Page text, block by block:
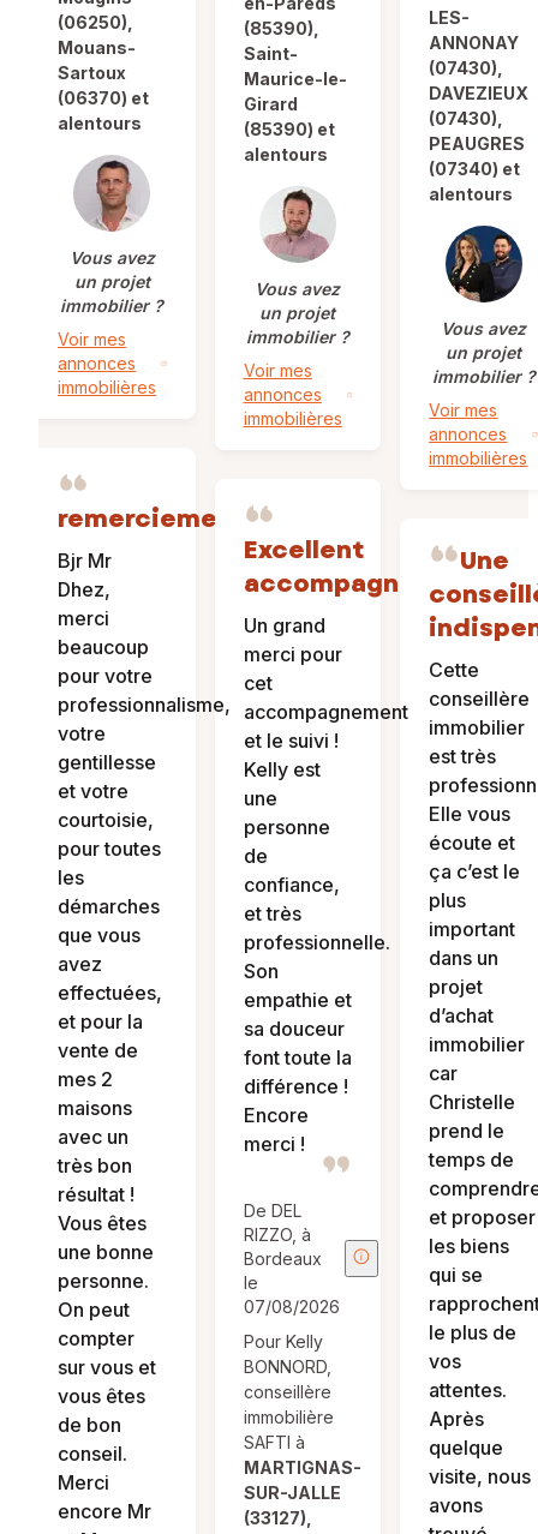
(06250),
Mouans-
Sartoux
(06370) et
alentours
Vous avez
un projet
immobilier ?
Voir mes
annonces
immobilières
remerciements
Bjr Mr
Dhez,
merci
beaucoup
pour votre
professionnalisme,
votre
gentillesse
et votre
courtoisie,
pour toutes
les
démarches
que vous
avez
effectuées,
et pour la
vente de
mes 2
maisons
avec un
très bon
résultat !
Vous êtes
une bonne
personne.
On peut
compter
sur vous et
vous êtes
de bon
conseil.
Merci
encore Mr
(85390),
Saint-
Maurice-le-
Girard
(85390) et
alentours
Vous avez
un projet
immobilier ?
Voir mes
annonces
immobilières
Excellent
accompagnement
Un grand
merci pour
cet
accompagnement
et le suivi !
Kelly est
une
personne
de
confiance,
et très
professionnelle.
Son
empathie et
sa douceur
font toute la
différence !
Encore
merci !
De DEL
RIZZO, à
Bordeaux
le
07/08/2026
Pour Kelly
BONNORD,
conseillère
immobilière
SAFTI à
MARTIGNAS-
SUR-JALLE
(33127),
LES-
ANNONAY
(07430),
DAVEZIEUX
(07430),
PEAUGRES
(07340) et
alentours
Vous avez
un projet
immobilier ?
Voir mes
annonces
immobilières
Une
Cette
conseillère
immobilier
est très
Elle vous
écoute et
ça c’est le
plus
important
dans un
projet
d’achat
immobilier
car
Christelle
prend le
temps de
et proposer
les biens
qui se
le plus de
vos
attentes.
Après
quelque
visite, nous
avons